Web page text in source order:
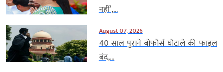
नहीं’,...
August 07, 2026
40 साल पुराने बोफोर्स घोटाले की फाइल
बंद,...